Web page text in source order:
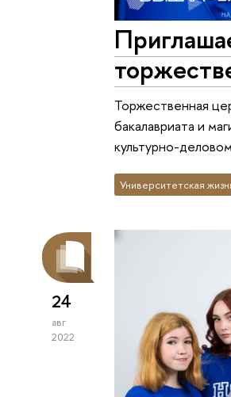
Торжественная
бакалавриата и
культурно-
Университетская
24
авг
2022